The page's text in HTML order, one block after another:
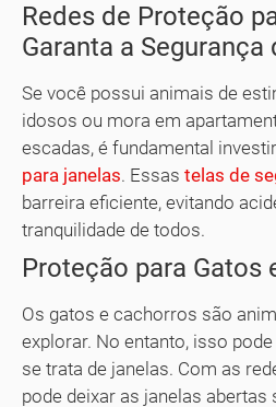
Redes de Proteção
Garanta a Segurança
Se você possui animais de
idosos ou mora em
escadas, é fundamental
para janelas. Essas telas de
barreira eficiente, evitando
tranquilidade de todos.
Proteção para Gatos
Os gatos e cachorros são
explorar. No entanto, isso
se trata de janelas. Com as
pode deixar as janelas